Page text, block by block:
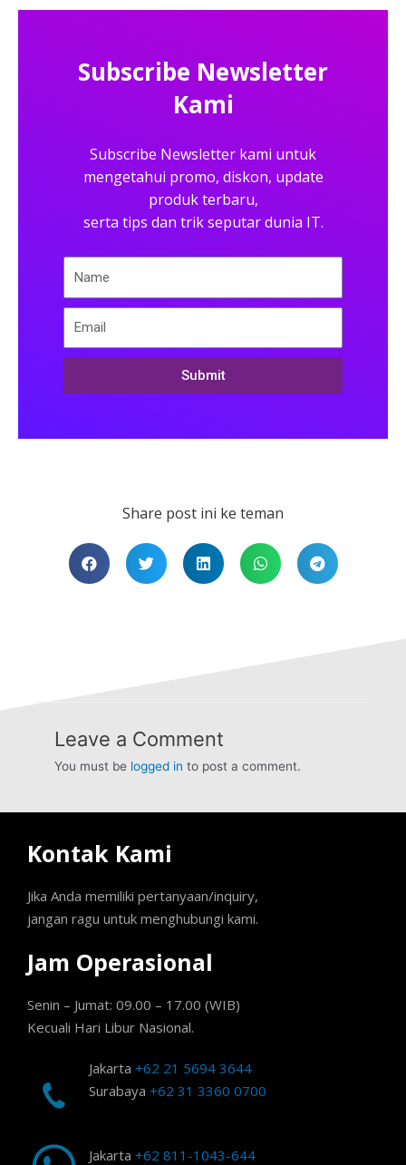
Subscribe Newsletter
Kami
Subscribe Newsletter kami untuk
mengetahui promo, diskon, update
produk terbaru,
serta tips dan trik seputar dunia IT.
Submit
Share post ini ke teman
Leave a Comment
You must be logged in to post a comment.
Kontak Kami
Jika Anda memiliki pertanyaan/inquiry,
jangan ragu untuk menghubungi kami.
Jam Operasional
Senin – Jumat: 09.00 – 17.00 (WIB)
Kecuali Hari Libur Nasional.
Jakarta +62 21 5694 3644
Surabaya +62 31 3360 0700
Jakarta +62 811-1043-644